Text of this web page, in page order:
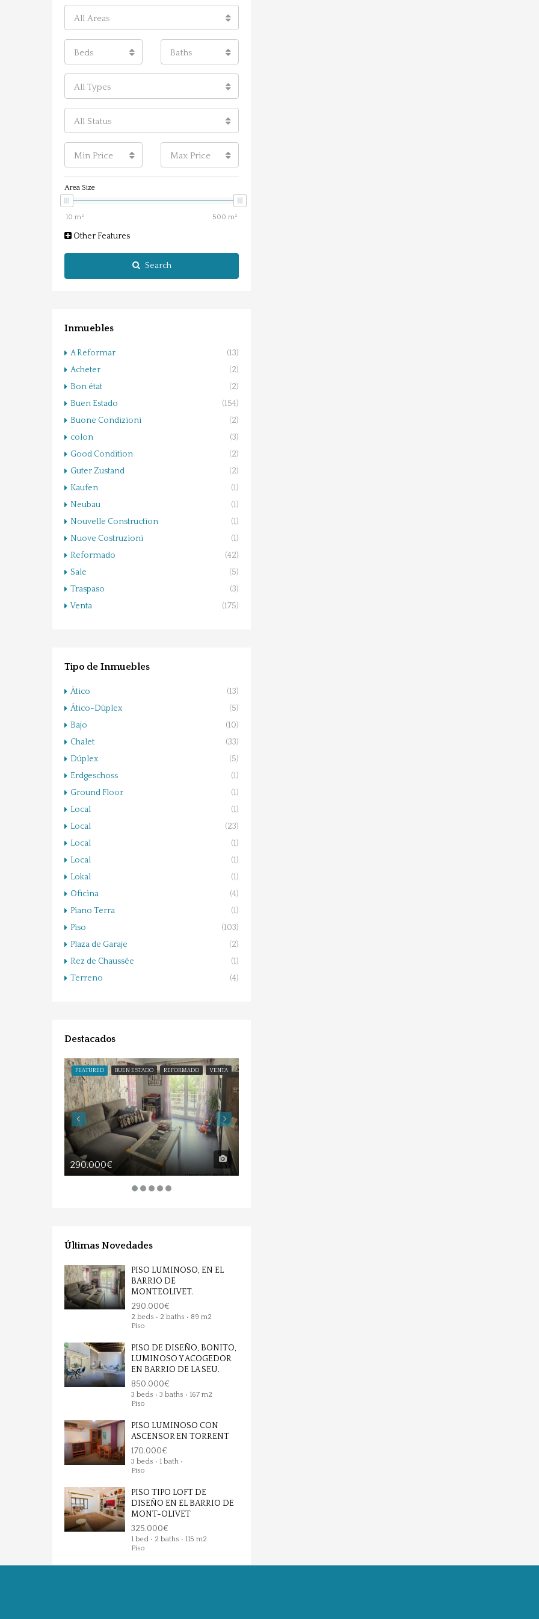
All Areas
Beds Baths
All Types
All Status
Min Price Max Price
Area Size
Other Features
Search
Inmuebles
A Reformar
(13)
Acheter
(2)
Bon état
(2)
Buen Estado
(154)
Buone Condizioni
(2)
colon
(3)
Good Condition
(2)
Guter Zustand
(2)
Kaufen
(1)
Neubau
(1)
Nouvelle Construction
(1)
Nuove Costruzioni
(1)
Reformado
(42)
Sale
(5)
Traspaso
(3)
Venta
(175)
Tipo de Inmuebles
Ático
(13)
Ático-Dúplex
(5)
Bajo
(10)
Chalet
(33)
Dúplex
(5)
Erdgeschoss
(1)
Ground Floor
(1)
Local
(1)
Local
(23)
Local
(1)
Local
(1)
Lokal
(1)
Oficina
(4)
Piano Terra
(1)
Piso
(103)
Plaza de Garaje
(2)
Rez de Chaussée
(1)
Terreno
(4)
Destacados
FEATURED BUEN ESTADO REFORMADO VENTA
290.000€
Últimas Novedades
PISO LUMINOSO, EN EL
BARRIO DE
MONTEOLIVET.
290.000€
2 beds • 2 baths • 89 m2
Piso
PISO DE DISEÑO, BONITO,
LUMINOSO Y ACOGEDOR
EN BARRIO DE LA SEU.
850.000€
3 beds • 3 baths • 167 m2
Piso
PISO LUMINOSO CON
ASCENSOR EN TORRENT
170.000€
3 beds • 1 bath •
Piso
PISO TIPO LOFT DE
DISEÑO EN EL BARRIO DE
MONT-OLIVET
325.000€
1 bed • 2 baths • 115 m2
Piso